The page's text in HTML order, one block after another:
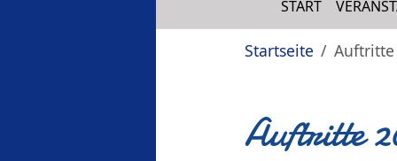
START
Sie sind hier:
Startseite Auftritte
Auftritte